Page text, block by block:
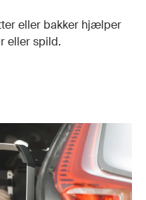
eller bakker hjælper
eller spild.